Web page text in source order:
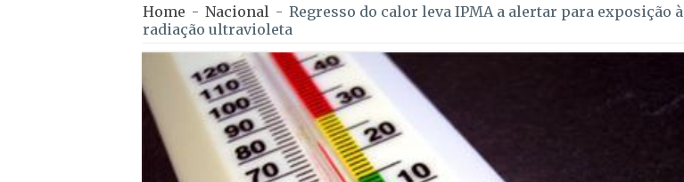
Home - Nacional - Regresso do calor leva IPMA a alertar para exposição à
radiação ultravioleta